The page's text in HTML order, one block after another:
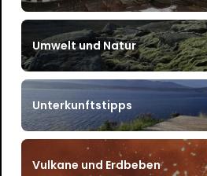
Umwelt und Natur
Unterkunftstipps
Vulkane und Erdbeben